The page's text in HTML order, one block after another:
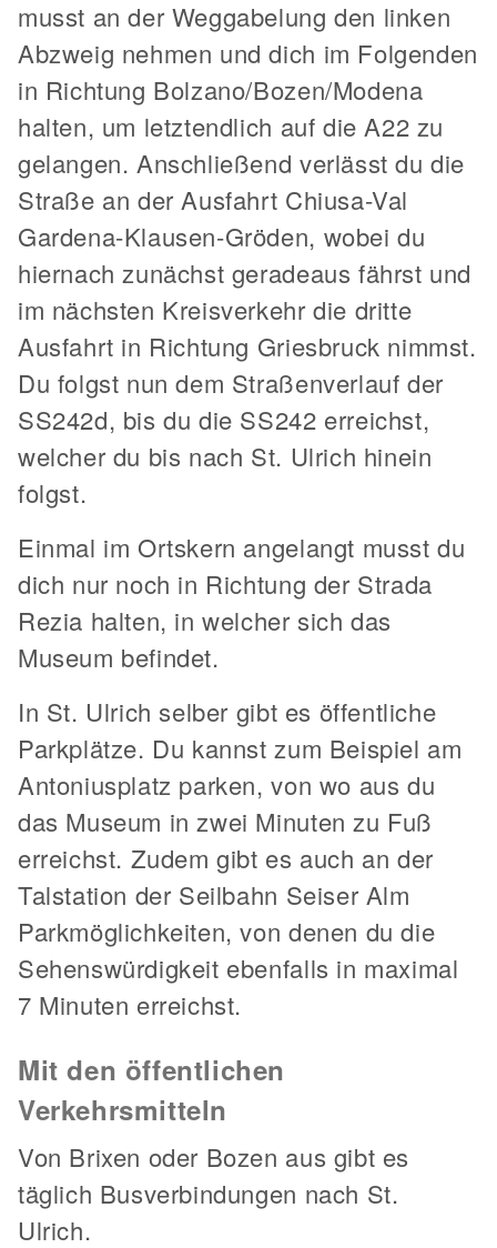
musst an der Weggabelung den linken
Abzweig nehmen und dich im Folgenden
in Richtung Bolzano/Bozen/Modena
halten, um letztendlich auf die A22 zu
gelangen. Anschließend verlässt du die
Straße an der Ausfahrt Chiusa-Val
Gardena-Klausen-Gröden, wobei du
hiernach zunächst geradeaus fährst und
im nächsten Kreisverkehr die dritte
Ausfahrt in Richtung Griesbruck nimmst.
Du folgst nun dem Straßenverlauf der
SS242d, bis du die SS242 erreichst,
welcher du bis nach St. Ulrich hinein
folgst.
Einmal im Ortskern angelangt musst du
dich nur noch in Richtung der Strada
Rezia halten, in welcher sich das
Museum befindet.
In St. Ulrich selber gibt es öffentliche
Parkplätze. Du kannst zum Beispiel am
Antoniusplatz parken, von wo aus du
das Museum in zwei Minuten zu Fuß
erreichst. Zudem gibt es auch an der
Talstation der Seilbahn Seiser Alm
Parkmöglichkeiten, von denen du die
Sehenswürdigkeit ebenfalls in maximal
7 Minuten erreichst.
Mit den öffentlichen
Verkehrsmitteln
Von Brixen oder Bozen aus gibt es
täglich Busverbindungen nach St.
Ulrich.